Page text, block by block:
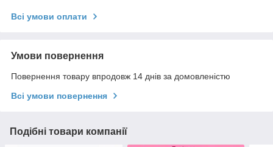
Всі умови оплати
Умови повернення
Повернення товару впродовж 14 днів за домовленістю
Всі умови повернення
Подібні товари компанії